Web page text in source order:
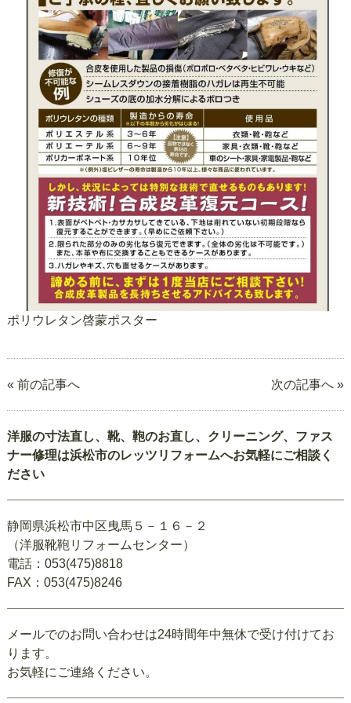
ポリウレタン啓蒙ポスター
« 前の記事へ 次の記事へ »
洋服の寸法直し、靴、鞄のお直し、クリーニング、ファス
ナー修理は浜松市のレッツリフォームへお気軽にご相談く
ださい
静岡県浜松市中区曳馬５－１６－２
（洋服靴鞄リフォームセンター）
電話：053(475)8818
FAX：053(475)8246
メールでのお問い合わせは24時間年中無休で受け付けてお
ります。
お気軽にご連絡ください。